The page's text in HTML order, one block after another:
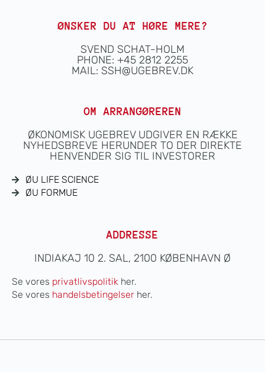
ØNSKER DU AT HØRE MERE?
SVEND SCHAT-HOLM
PHONE: +45 2812 2255
MAIL: SSH@UGEBREV.DK
OM ARRANGØREREN
ØKONOMISK UGEBREV UDGIVER EN RÆKKE
NYHEDSBREVE HERUNDER TO DER DIREKTE
HENVENDER SIG TIL INVESTORER
ØU LIFE SCIENCE
ØU FORMUE
ADDRESSE
INDIAKAJ 10 2. SAL, 2100 KØBENHAVN Ø
Se vores privatlivspolitik her.
Se vores handelsbetingelser her.